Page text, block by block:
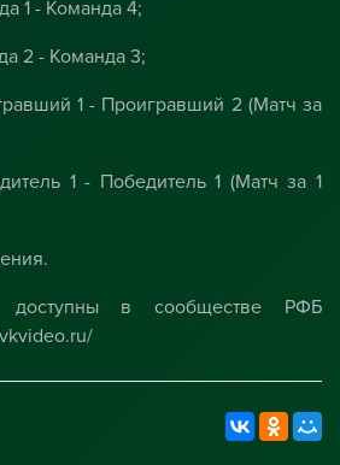
1 - Команда 4;
2 - Команда 3;
1 - Проигравший 2 (Матч за
1 - Победитель 1 (Матч за 1
доступны в сообществе РФБ